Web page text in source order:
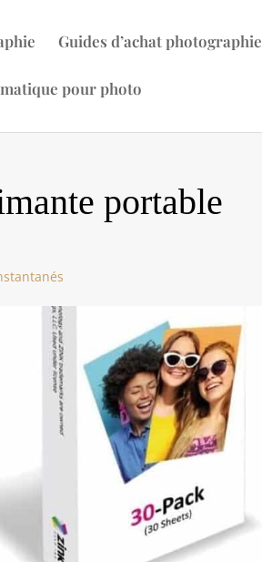
Guides d’achat photographie
pour photo
portable